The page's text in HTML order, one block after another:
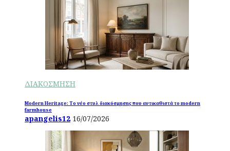
ΔΙΑΚΟΣΜΗΣΗ
Modern Heritage: Το νέο στυλ διακόσμησης που αντικαθιστά το modern
farmhouse
apangelis12 16/07/2026